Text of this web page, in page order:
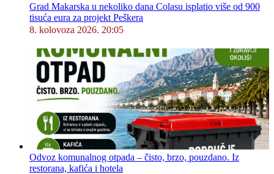
Grad Makarska u nekoliko dana Colasu isplatio više od 900
tisuća eura za projekt Peškera
8. kolovoza 2026. 20:05
Odvoz komunalnog otpada – čisto, brzo, pouzdano. Iz
restorana, kafića i hotela